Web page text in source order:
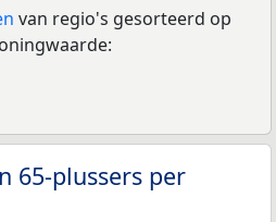
van regio's gesorteerd op
65-plussers per